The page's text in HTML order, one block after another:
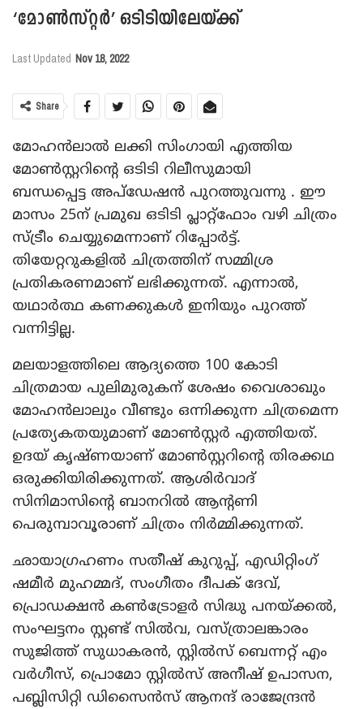
‘മോണ്‍സ്റ്റര്‍’ ഒടിടിയിലേയ്ക്ക്
Last Updated Nov 18, 2022
Share
മോഹന്‍ലാല്‍ ലക്കി സിംഗായി എത്തിയ
മോണ്‍സ്റ്ററിന്റെ ഒടിടി റിലീസുമായി
ബന്ധപ്പെട്ട അപ്ഡേഷൻ പുറത്തുവന്നു . ഈ
മാസം 25ന് പ്രമുഖ ഒടിടി പ്ലാറ്റ്‌ഫോം വഴി ചിത്രം
സ്ട്രീം ചെയ്യുമെന്നാണ് റിപ്പോര്‍ട്ട്.
തിയേറ്ററുകളില്‍ ചിത്രത്തിന് സമ്മിശ്ര
പ്രതികരണമാണ് ലഭിക്കുന്നത്. എന്നാല്‍,
യഥാര്‍ത്ഥ കണക്കുകള്‍ ഇനിയും പുറത്ത്
വന്നിട്ടില്ല.
മലയാളത്തിലെ ആദ്യത്തെ 100 കോടി
ചിത്രമായ പുലിമുരുകന് ശേഷം വൈശാഖും
മോഹന്‍ലാലും വീണ്ടും ഒന്നിക്കുന്ന ചിത്രമെന്ന
പ്രത്യേകതയുമാണ് മോണ്‍സ്റ്റര്‍ എത്തിയത്.
ഉദയ് കൃഷ്ണയാണ് മോണ്‍സ്റ്ററിന്റെ തിരക്കഥ
ഒരുക്കിയിരിക്കുന്നത്. ആശിര്‍വാദ്
സിനിമാസിന്റെ ബാനറില്‍ ആന്റണി
പെരുമ്പാവൂരാണ് ചിത്രം നിര്‍മ്മിക്കുന്നത്.
ഛായാഗ്രഹണം സതീഷ് കുറുപ്പ്, എഡിറ്റിംഗ്
ഷമീര്‍ മുഹമ്മദ്, സംഗീതം ദീപക് ദേവ്,
പ്രൊഡക്ഷന്‍ കണ്‍ട്രോളര്‍ സിദ്ധു പനയ്ക്കല്‍,
സംഘട്ടനം സ്റ്റണ്ട് സില്‍വ, വസ്ത്രാലങ്കാരം
സുജിത്ത് സുധാകരന്‍, സ്റ്റില്‍സ് ബെന്നറ്റ് എം
വര്‍ഗീസ്, പ്രൊമോ സ്റ്റില്‍സ് അനീഷ് ഉപാസന,
പബ്ലിസിറ്റി ഡിസൈന്‍സ് ആനന്ദ് രാജേന്ദ്രന്‍